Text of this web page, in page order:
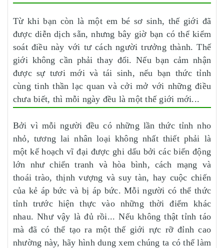
Từ khi bạn còn là một em bé sơ sinh, thế giới đã
được diễn dịch sẵn, nhưng bây giờ bạn có thể kiểm
soát điều này với tư cách người trưởng thành. Thế
giới không cần phải thay đổi. Nếu bạn cảm nhận
được sự tươi mới và tái sinh, nếu bạn thức tỉnh
cùng tinh thần lạc quan và cởi mở với những điều
chưa biết, thì mỗi ngày đều là một thế giới mới...
Bởi vì mỗi người đều có những lần thức tỉnh nho
nhỏ, tương lai nhân loại không nhất thiết phải là
một kế hoạch vĩ đại được ghi dấu bởi các biến động
lớn như chiến tranh và hòa bình, cách mạng và
thoái trào, thịnh vượng và suy tàn, hay cuộc chiến
của kẻ áp bức và bị áp bức. Mỗi người có thể thức
tỉnh trước hiện thực vào những thời điểm khác
nhau. Như vậy là đủ rồi... Nếu không thật tỉnh táo
mà đã có thể tạo ra một thế giới rực rỡ đỉnh cao
nhường này, hãy hình dung xem chúng ta có thể làm